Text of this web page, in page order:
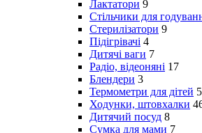
Лактатори 9
Стільчики для
Стерилізатори 9
Підігрівачі 4
Дитячі ваги 7
Радіо, відеоняні 17
Блендери 3
Термометри для дітей 5
Ходунки, штовхалки
Дитячий посуд 8
Сумка для мами 7